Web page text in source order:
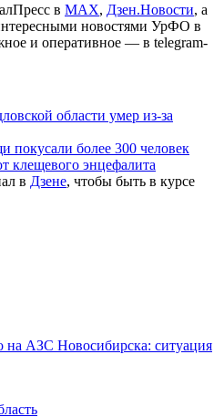
в МАХ, Дзен.Новости, а
новостями УрФО в
и оперативное — в telegram-
области умер из-за
покусали более 300 человек
клещевого энцефалита
в Дзене, чтобы быть в курсе
АЗС Новосибирска: ситуация